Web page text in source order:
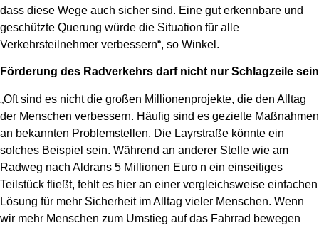
dass diese Wege auch sicher sind. Eine gut erkennbare und
geschützte Querung würde die Situation für alle
Verkehrsteilnehmer verbessern“, so Winkel.
Förderung des Radverkehrs darf nicht nur Schlagzeile sein
„Oft sind es nicht die großen Millionenprojekte, die den Alltag
der Menschen verbessern. Häufig sind es gezielte Maßnahmen
an bekannten Problemstellen. Die Layrstraße könnte ein
solches Beispiel sein. Während an anderer Stelle wie am
Radweg nach Aldrans 5 Millionen Euro n ein einseitiges
Teilstück fließt, fehlt es hier an einer vergleichsweise einfachen
Lösung für mehr Sicherheit im Alltag vieler Menschen. Wenn
wir mehr Menschen zum Umstieg auf das Fahrrad bewegen